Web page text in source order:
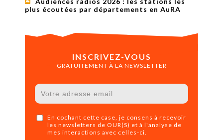
plus écoutées par départements en AuRA
INSCRIVEZ-VOUS
GRATUITEMENT À LA NEWSLETTER
En cochant cette case, je consens à recevoir
les newsletters de OUR(S) et à l'analyse de
mes interactions avec celles-ci.